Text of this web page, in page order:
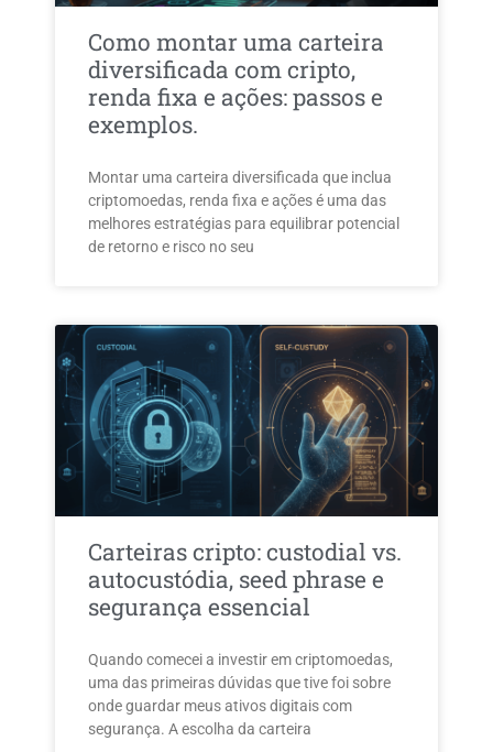
Como montar uma carteira
diversificada com cripto,
renda fixa e ações: passos e
exemplos.
Montar uma carteira diversificada que inclua
criptomoedas, renda fixa e ações é uma das
melhores estratégias para equilibrar potencial
de retorno e risco no seu
Carteiras cripto: custodial vs.
autocustódia, seed phrase e
segurança essencial
Quando comecei a investir em criptomoedas,
uma das primeiras dúvidas que tive foi sobre
onde guardar meus ativos digitais com
segurança. A escolha da carteira